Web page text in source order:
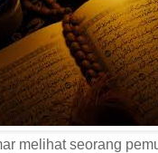
melihat seorang